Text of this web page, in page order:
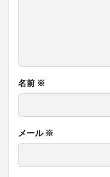
名前 ※
メール ※